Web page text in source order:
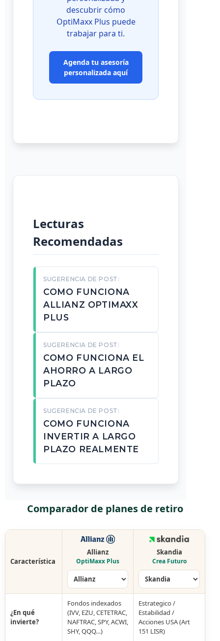
descubrir cómo
OptiMaxx Plus puede
trabajar para ti.
Agenda tu asesoría
personalizada aquí
Lecturas
Recomendadas
SUGERENCIA DE POST:
COMO FUNCIONA
ALLIANZ OPTIMAXX
PLUS
SUGERENCIA DE POST:
COMO FUNCIONA EL
AHORRO A LARGO
PLAZO
SUGERENCIA DE POST:
COMO FUNCIONA
INVERTIR A LARGO
PLAZO REALMENTE
Comparador de planes de retiro
Característica
Allianz
OptiMaxx Plus
Skandia
Crea Futuro
¿En qué
invierte?
Fondos indexados
(IVV, EZU, CETETRAC,
NAFTRAC, SPY, ACWI,
SHY, QQQ…)
Estrategico /
Estabilidad /
Acciones USA (Art
151 LISR)